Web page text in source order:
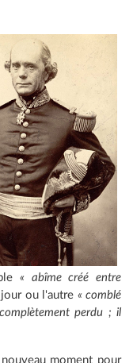
« abîme créé entre
ou l'autre « comblé
perdu ; il
moment pour